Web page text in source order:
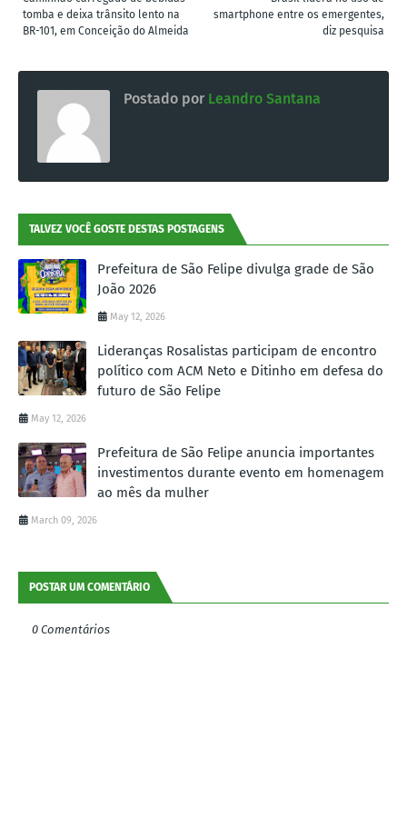
smartphone entre os emergentes,
diz pesquisa
tomba e deixa trânsito lento na
BR-101, em Conceição do Almeida
Postado por Leandro Santana
TALVEZ VOCÊ GOSTE DESTAS POSTAGENS
Prefeitura de São Felipe divulga grade de São
João 2026
May 12, 2026
Lideranças Rosalistas participam de encontro
político com ACM Neto e Ditinho em defesa do
futuro de São Felipe
May 12, 2026
Prefeitura de São Felipe anuncia importantes
investimentos durante evento em homenagem
ao mês da mulher
March 09, 2026
POSTAR UM COMENTÁRIO
0 Comentários